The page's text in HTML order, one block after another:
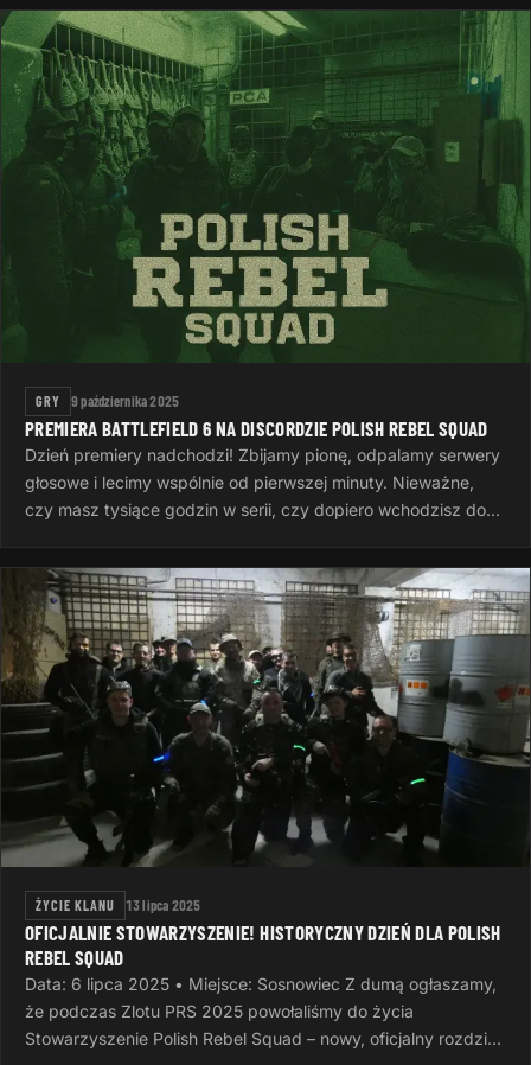
GRY 9 października 2025
PREMIERA BATTLEFIELD 6 NA DISCORDZIE POLISH REBEL SQUAD
Dzień premiery nadchodzi! Zbijamy pionę, odpalamy serwery
głosowe i lecimy wspólnie od pierwszej minuty. Nieważne,
czy masz tysiące godzin w serii, czy dopiero wchodzisz do
ŻYCIE KLANU 13 lipca 2025
OFICJALNIE STOWARZYSZENIE! HISTORYCZNY DZIEŃ DLA POLISH
REBEL SQUAD
Data: 6 lipca 2025 • Miejsce: Sosnowiec Z dumą ogłaszamy,
że podczas Zlotu PRS 2025 powołaliśmy do życia
Stowarzyszenie Polish Rebel Squad – nowy, oficjalny rozdział